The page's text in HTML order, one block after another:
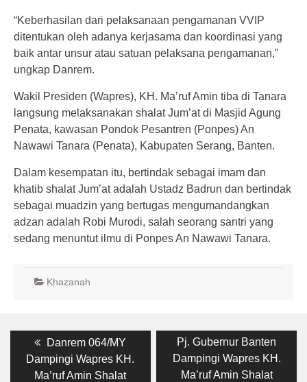
“Keberhasilan dari pelaksanaan pengamanan VVIP
ditentukan oleh adanya kerjasama dan koordinasi yang
baik antar unsur atau satuan pelaksana pengamanan,”
ungkap Danrem.
Wakil Presiden (Wapres), KH. Ma’ruf Amin tiba di Tanara
langsung melaksanakan shalat Jum’at di Masjid Agung
Penata, kawasan Pondok Pesantren (Ponpes) An
Nawawi Tanara (Penata), Kabupaten Serang, Banten.
Dalam kesempatan itu, bertindak sebagai imam dan
khatib shalat Jum’at adalah Ustadz Badrun dan bertindak
sebagai muadzin yang bertugas mengumandangkan
adzan adalah Robi Murodi, salah seorang santri yang
sedang menuntut ilmu di Ponpes An Nawawi Tanara.
Khazanah
Post
navigation
Previous
post:
Danrem 064/MY
Dampingi Wapres KH.
Ma’ruf Amin Shalat
Next
post:
Pj. Gubernur Banten
Dampingi Wapres KH.
Ma’ruf Amin Shalat